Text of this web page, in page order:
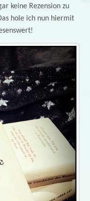
keine Rezension zu
hole ich nun hiermit